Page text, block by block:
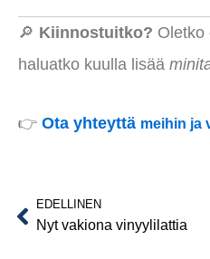
🔎 Kiinnostuitko? Oletko
haluatko kuulla lisää
👉 Ota yhteyttä meihin ja
Prev
EDELLINEN
Nyt vakiona vinyylilattia